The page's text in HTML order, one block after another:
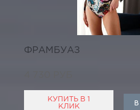
ФРАМБУАЗ
КУПИТЬ В 1
КЛИК
В